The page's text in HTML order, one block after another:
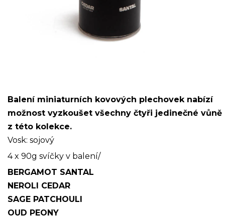
Balení miniaturních kovových plechovek nabízí
možnost vyzkoušet všechny čtyři jedinečné vůně
z této kolekce.
Vosk: sojový
4 x 90g svíčky v balení/
BERGAMOT SANTAL
NEROLI CEDAR
SAGE PATCHOULI
OUD PEONY